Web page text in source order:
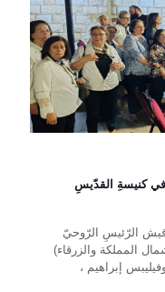
في كنيسةِ القدّيسِ
الرّئيسِ الرّوحيّ
المملكة والزرقاء)
إبراهيم ،